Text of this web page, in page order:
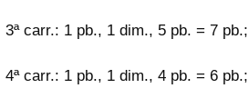
3ª carr.: 1 pb., 1 dim., 5 pb. = 7 pb.;
4ª carr.: 1 pb., 1 dim., 4 pb. = 6 pb.;